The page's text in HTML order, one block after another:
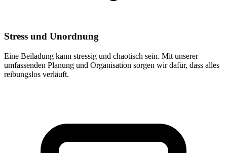
Stress und Unordnung
Eine Beiladung kann stressig und chaotisch sein. Mit unserer
umfassenden Planung und Organisation sorgen wir dafür, dass alles
reibungslos verläuft.